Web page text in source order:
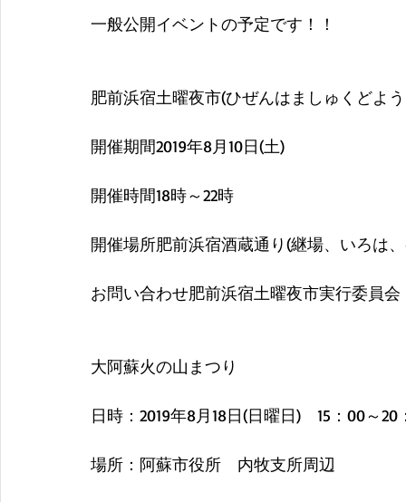
一般公開イベントの予定です！！
肥前浜宿土曜夜市(ひぜんはましゅくどよ
開催期間2019年8月10日(土)
開催時間18時～22時
開催場所肥前浜宿酒蔵通り(継場、いろは
お問い合わせ肥前浜宿土曜夜市実行委員
大阿蘇火の山まつり
日時：2019年8月18日(日曜日)　15：00～20
場所：阿蘇市役所　内牧支所周辺